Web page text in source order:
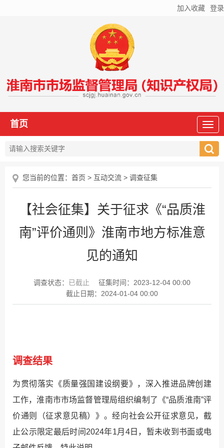
加入收藏 登录
首页
您当前的位置： 首页 > 互动交流 > 调查征集
【社会征集】关于征求《“品质淮
南”评价通则》淮南市地方标准意
见的通知
调查状态： 已截止 征集时间： 2023-12-04 00:00
截止日期： 2024-01-04 00:00
调查结果
为贯彻落实《质量强国建设纲要》，深入推进品牌创建
工作，淮南市市场监督管理局组织编制了《“品质淮南”评
价通则（征求意见稿）》。经向社会公开征求意见，截
止公示限定最后时间2024年1月4日，暂未收到书面或电